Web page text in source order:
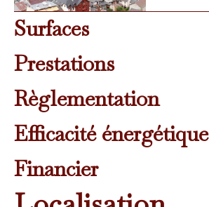
Surfaces
Prestations
Règlementation
Efficacité énergétique
Financier